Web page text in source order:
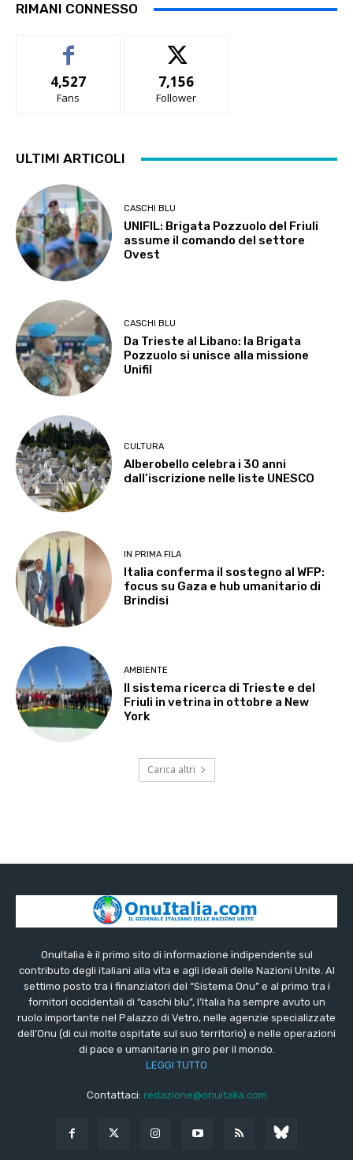
RIMANI CONNESSO
4,527
Fans
7,156
Follower
ULTIMI ARTICOLI
CASCHI BLU
UNIFIL: Brigata Pozzuolo del Friuli
assume il comando del settore
Ovest
CASCHI BLU
Da Trieste al Libano: la Brigata
Pozzuolo si unisce alla missione
Unifil
CULTURA
Alberobello celebra i 30 anni
dall’iscrizione nelle liste UNESCO
IN PRIMA FILA
Italia conferma il sostegno al WFP:
focus su Gaza e hub umanitario di
Brindisi
AMBIENTE
Il sistema ricerca di Trieste e del
Friuli in vetrina in ottobre a New
York
Carica altri
OnuItalia è il primo sito di informazione indipendente sul
contributo degli italiani alla vita e agli ideali delle Nazioni Unite. Al
settimo posto tra i finanziatori del “Sistema Onu” e al primo tra i
fornitori occidentali di “caschi blu”, l’Italia ha sempre avuto un
ruolo importante nel Palazzo di Vetro, nelle agenzie specializzate
dell’Onu (di cui molte ospitate sul suo territorio) e nelle operazioni
di pace e umanitarie in giro per il mondo.
LEGGI TUTTO
Contattaci: redazione@onuitalia.com